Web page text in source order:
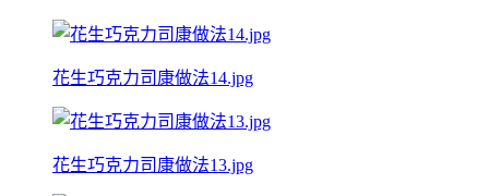
花生巧克力司康做法14.jpg
花生巧克力司康做法13.jpg